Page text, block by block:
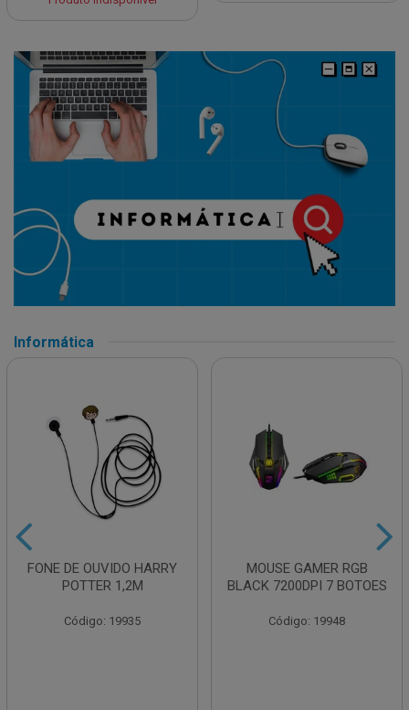
Informática
FONE DE OUVIDO HARRY
POTTER 1,2M
Código: 19935
MOUSE GAMER RGB
BLACK 7200DPI 7 BOTOES
Código: 19948